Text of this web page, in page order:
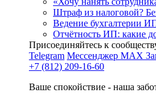
Штраф из налоговой?
Ведение бухгалтерии
Отчётность ИП: какие
Присоединяйтесь к
Telegram Мессенджер MAX
+7 (812) 209-16-60
Ваше спокойствие - наша